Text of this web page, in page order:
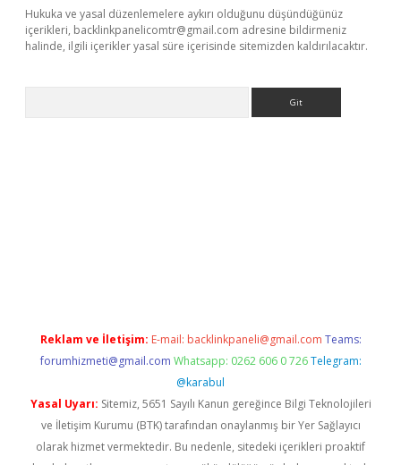
Hukuka ve yasal düzenlemelere aykırı olduğunu düşündüğünüz
içerikleri, backlinkpanelicomtr@gmail.com adresine bildirmeniz
halinde, ilgili içerikler yasal süre içerisinde sitemizden kaldırılacaktır.
Reklam ve İletişim: E-mail: backlinkpaneli@gmail.com Teams:
forumhizmeti@gmail.com Whatsapp: 0262 606 0 726 Telegram:
@karabul
Yasal Uyarı: Sitemiz, 5651 Sayılı Kanun gereğince Bilgi Teknolojileri
ve İletişim Kurumu (BTK) tarafından onaylanmış bir Yer Sağlayıcı
olarak hizmet vermektedir. Bu nedenle, sitedeki içerikleri proaktif